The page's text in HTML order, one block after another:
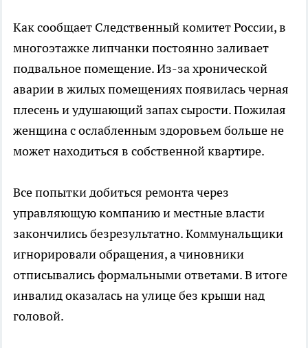
Как сообщает Следственный комитет России, в
многоэтажке липчанки постоянно заливает
подвальное помещение. Из-за хронической
аварии в жилых помещениях появилась черная
плесень и удушающий запах сырости. Пожилая
женщина с ослабленным здоровьем больше не
может находиться в собственной квартире.
Все попытки добиться ремонта через
управляющую компанию и местные власти
закончились безрезультатно. Коммунальщики
игнорировали обращения, а чиновники
отписывались формальными ответами. В итоге
инвалид оказалась на улице без крыши над
головой.